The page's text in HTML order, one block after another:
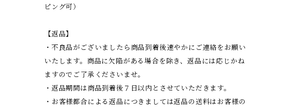
ピング可）
【返品】
・不良品がございましたら商品到着後速やかにご連絡をお願い
いたします。商品に欠陥がある場合を除き、返品には応じかね
ますのでご了承くださいませ。
・返品期間は商品到着後７日以内とさせていただきます。
・お客様都合による返品につきましては返品の送料はお客様の